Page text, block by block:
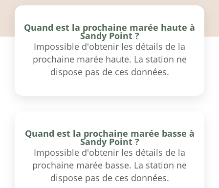
Quand est la prochaine marée haute à
Sandy Point ?
Impossible d'obtenir les détails de la
prochaine marée haute. La station ne
dispose pas de ces données.
Quand est la prochaine marée basse à
Sandy Point ?
Impossible d'obtenir les détails de la
prochaine marée basse. La station ne
dispose pas de ces données.